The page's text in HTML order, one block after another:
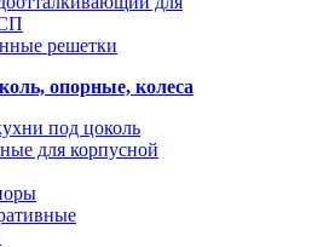
решетки
опорные, колеса
под цоколь
для корпусной